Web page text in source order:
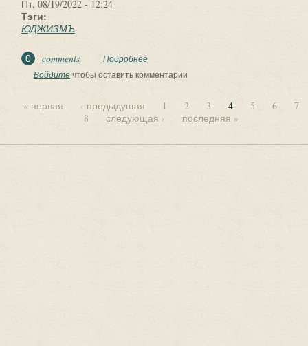
Пт, 08/19/2022 - 12:24
Тэги:
ЮДЖИЗМЪ
0 comments Подробнее
КУРСЪ. 16 УРОКЪ. ТЕМА:
Войдитечтобы оставить комментарии
« первая ‹ предыдущая 1 2 3 4 5 6
7
8
следующая › последняя »